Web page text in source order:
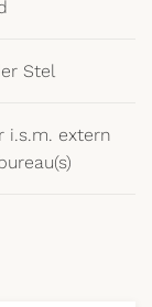
Stel
i.s.m. extern